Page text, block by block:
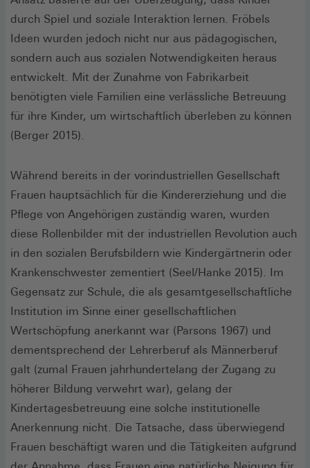
durch Spiel und soziale Interaktion lernen. Fröbels
Ideen wurden jedoch nicht nur aus pädagogischen,
sondern auch aus sozialen Notwendigkeiten heraus
entwickelt. Mit der Zunahme von Fabrikarbeit
benötigten viele Familien eine verlässliche Betreuung
für ihre Kinder, um wirtschaftlich überleben zu können
(Berger 2015).
Während bereits in der vorindustriellen Gesellschaft
Frauen hauptsächlich für die Kindererziehung und die
Pflege von Angehörigen zuständig waren, wurden
diese Rollenbilder mit der industriellen Revolution auch
in den sozialen Berufsbildern wie Kindergärtnerin oder
Krankenschwester zementiert (Seel/Hanke 2015). Im
Gegensatz zur Schule, die als gesamtgesellschaftliche
Institution im Sinne einer gesellschaftlichen
Wertschöpfung anerkannt war (Parsons 1967) und
dementsprechend der Lehrerberuf als Männerberuf
galt (zumal Frauen jahrhundertelang der Zugang zu
höherer Bildung verwehrt war), gelang der
Kindertagesbetreuung eine solche institutionelle
Anerkennung nicht. Die Tatsache, dass überwiegend
Frauen beschäftigt waren und die Tätigkeiten aufgrund